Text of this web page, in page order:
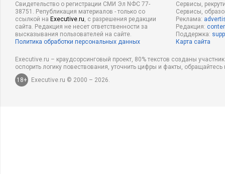
Свидетельство о регистрации СМИ Эл NФС 77-
38751. Републикация материалов - только со
ссылкой на Executive.ru, с разрешения редакции
сайта. Редакция не несет ответственности за
высказывания пользователей на сайте.
Политика обработки персональных данных
Сервисы,
Сервисы,
Реклама:
Редакция:
Поддержка:
Карта сайта
Executive.ru – краудсорсинговый проект, 80% текстов созданы
оспорить логику повествования, уточнить цифры и факты,
18+
Executive.ru © 2000 – 2026.